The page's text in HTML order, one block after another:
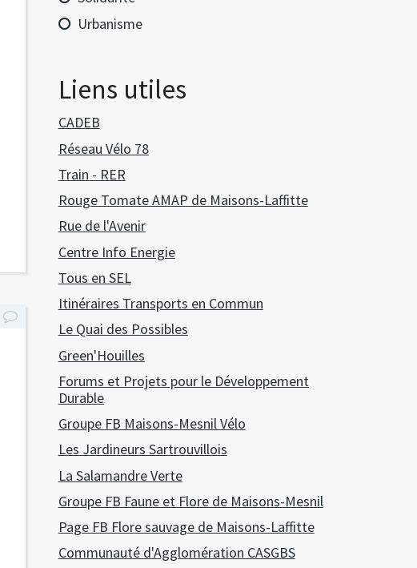
Urbanisme
Liens utiles
CADEB
Réseau Vélo 78
Train - RER
Rouge Tomate AMAP de Maisons-Laffitte
Rue de l'Avenir
Centre Info Energie
Tous en SEL
Itinéraires Transports en Commun
Le Quai des Possibles
Green'Houilles
Forums et Projets pour le Développement
Durable
Groupe FB Maisons-Mesnil Vélo
Les Jardineurs Sartrouvillois
La Salamandre Verte
Groupe FB Faune et Flore de Maisons-Mesnil
Page FB Flore sauvage de Maisons-Laffitte
Communauté d'Agglomération CASGBS